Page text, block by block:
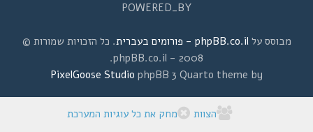
POWERED_BY
מבוסס עלphpBB.co.il - פורומים בעברית
. כל הזכויות שמורות ©
2008 - phpBB.co.il.
phpBB 3 Quarto theme by
PixelGoose Studio
הצוות מחק את כל עוגיות המערכת